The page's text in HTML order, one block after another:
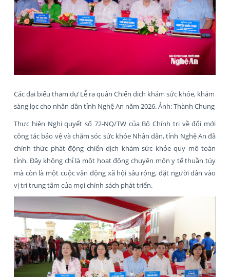
Các đại biểu tham dự Lễ ra quân Chiến dịch khám sức khỏe, khám
sàng lọc cho nhân dân tỉnh Nghệ An năm 2026. Ảnh: Thành Chung
Thực hiện Nghị quyết số 72-NQ/TW của Bộ Chính trị về đổi mới
công tác bảo vệ và chăm sóc sức khỏe Nhân dân, tỉnh Nghệ An đã
chính thức phát động chiến dịch khám sức khỏe quy mô toàn
tỉnh. Đây không chỉ là một hoạt động chuyên môn y tế thuần túy
mà còn là một cuộc vận động xã hội sâu rộng, đặt người dân vào
vị trí trung tâm của mọi chính sách phát triển.